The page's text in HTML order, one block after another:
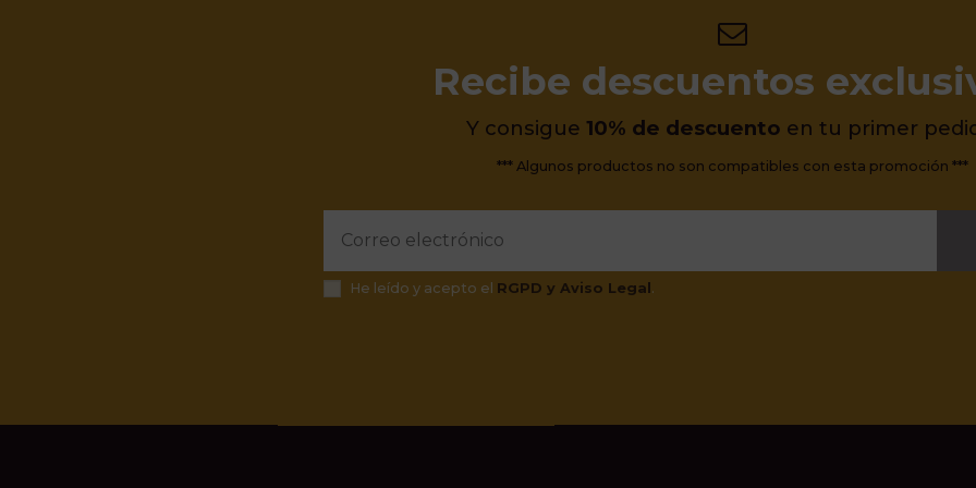
Recibe descuentos
Y consigue 10% de descuento en tu primer
*** Algunos productos no son compatibles con esta promoción ***
He leído y acepto el RGPD y Aviso Legal.